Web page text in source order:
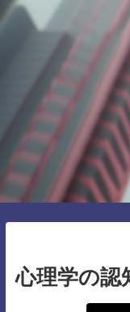
心理学の認